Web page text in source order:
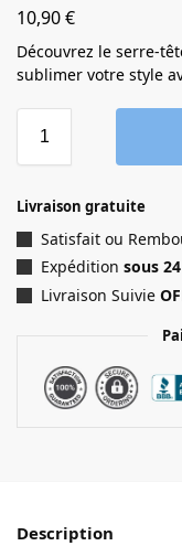
10,90€
Découvrez le serre-
sublimer votre style
Livraison gratuite
Satisfait ou
Expédition sous
Livraison Suivie
Description